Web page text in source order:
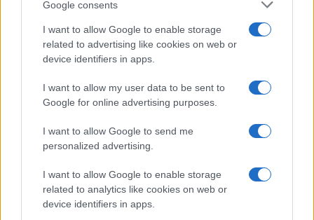
Google consents
I want to allow Google to enable storage
related to advertising like cookies on web or
device identifiers in apps.
I want to allow my user data to be sent to
Google for online advertising purposes.
I want to allow Google to send me
personalized advertising.
I want to allow Google to enable storage
related to analytics like cookies on web or
device identifiers in apps.
Paolo Pinna
Martina Agostina Diturco